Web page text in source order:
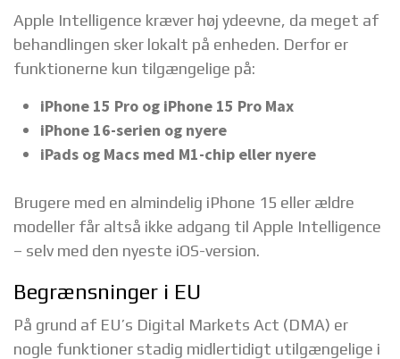
Apple Intelligence kræver høj ydeevne, da meget af
behandlingen sker lokalt på enheden. Derfor er
funktionerne kun tilgængelige på:
iPhone 15 Pro og iPhone 15 Pro Max
iPhone 16-serien og nyere
iPads og Macs med M1-chip eller nyere
Brugere med en almindelig iPhone 15 eller ældre
modeller får altså ikke adgang til Apple Intelligence
– selv med den nyeste iOS-version.
Begrænsninger i EU
På grund af EU’s Digital Markets Act (DMA) er
nogle funktioner stadig midlertidigt utilgængelige i